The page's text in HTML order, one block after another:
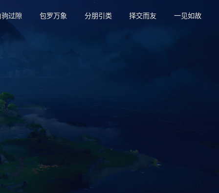
过隙 包罗万象 分朋引类 择交而友 一见如故